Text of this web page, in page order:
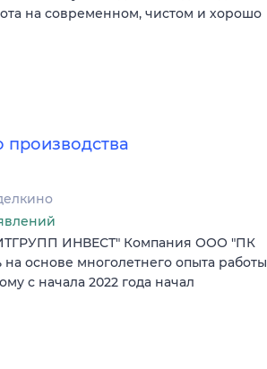
на современном, чистом и хорошо
производства
ИНВЕСТ" Компания ООО "ПК
основе многолетнего опыта работы
с начала 2022 года начал